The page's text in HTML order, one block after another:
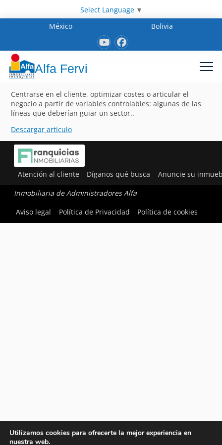
Select Language ▼
México
Bolivia
Alfa Fervi
Centrarse en el cliente, optimizar costes o articular el
negocio a partir de variables controlables: algunas de las
líneas que deberían guiar un sector..
Descargar artículo
Atención al cliente Díganos qué busca Anuncie su
Inmobiliaria de Administradores Alfa
Aviso legal
Política de Privacidad Política de cookies
Utilizamos cookies para ofrecerte la mejor experiencia en
nuestra web.